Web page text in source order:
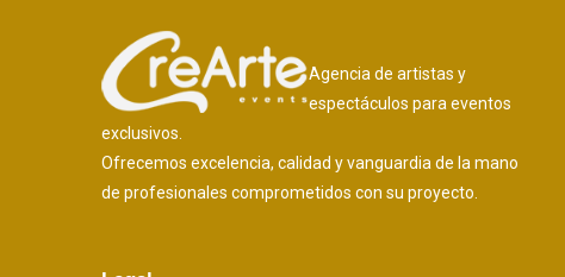
Agencia de artistas y
espectáculos para eventos
exclusivos.
Ofrecemos excelencia, calidad y vanguardia de la mano
de profesionales comprometidos con su proyecto.